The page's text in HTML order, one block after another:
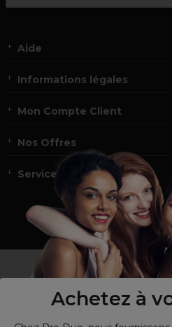
Achetez à
Aide
Informations légales
Mon Compte Client
Nos Offres
Service et contact
un professionnel de la
Visitez notre site pour